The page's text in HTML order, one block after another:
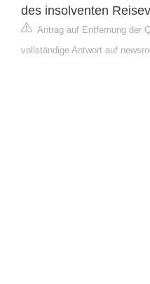
des insolventen
Antrag auf Entfernung der
vollständige Antwort auf